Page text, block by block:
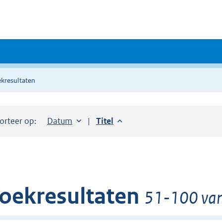
op: Sorteer op:
Datum aflopendSorteer op:
Titel aflopend
51-100